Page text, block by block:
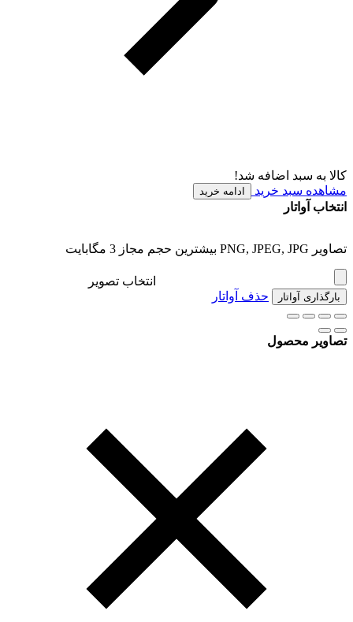
کالا به سبد اضافه شد!
مشاهده سبد خرید
ادامه خرید
انتخاب آواتار
تصاویر PNG, JPEG, JPG بیشترین حجم مجاز 3 مگابایت
انتخاب تصویر
بارگذاری آواتار حذف آواتار
تصاویر محصول